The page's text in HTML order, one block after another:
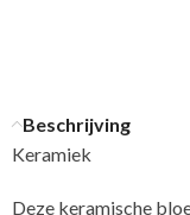
Beschrijving
Keramiek
Deze keramische